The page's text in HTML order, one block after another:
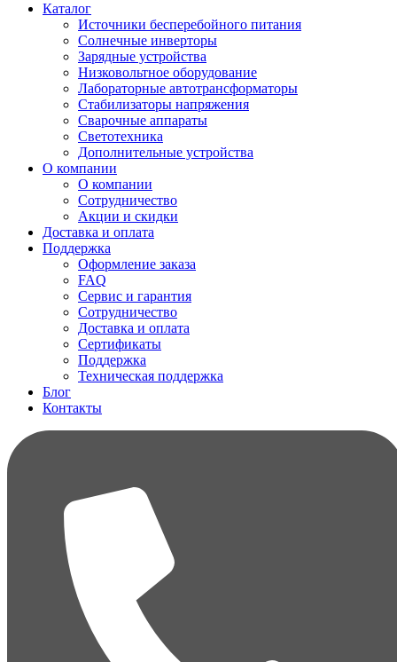
Каталог
Источники бесперебойного питания
Солнечные инверторы
Зарядные устройства
Низковольтное оборудование
Лабораторные автотрансформаторы
Стабилизаторы напряжения
Сварочные аппараты
Светотехника
Дополнительные устройства
О компании
О компании
Сотрудничество
Акции и скидки
Доставка и оплата
Поддержка
Оформление заказа
FAQ
Сервис и гарантия
Сотрудничество
Доставка и оплата
Сертификаты
Поддержка
Техническая поддержка
Блог
Контакты